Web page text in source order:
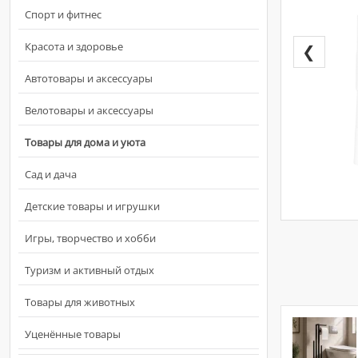
Спорт и фитнес
Красота и здоровье
Автотовары и аксессуары
Велотовары и аксессуары
Товары для дома и уюта
Сад и дача
Детские товары и игрушки
Игры, творчество и хобби
Туризм и активный отдых
Товары для животных
Уценённые товары
❮